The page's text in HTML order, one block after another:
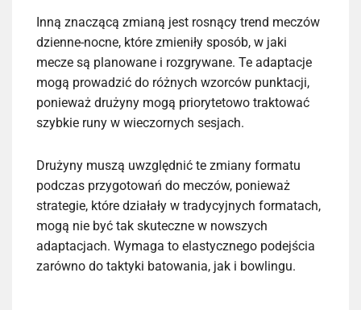
Inną znaczącą zmianą jest rosnący trend meczów
dzienne-nocne, które zmieniły sposób, w jaki
mecze są planowane i rozgrywane. Te adaptacje
mogą prowadzić do różnych wzorców punktacji,
ponieważ drużyny mogą priorytetowo traktować
szybkie runy w wieczornych sesjach.
Drużyny muszą uwzględnić te zmiany formatu
podczas przygotowań do meczów, ponieważ
strategie, które działały w tradycyjnych formatach,
mogą nie być tak skuteczne w nowszych
adaptacjach. Wymaga to elastycznego podejścia
zarówno do taktyki batowania, jak i bowlingu.